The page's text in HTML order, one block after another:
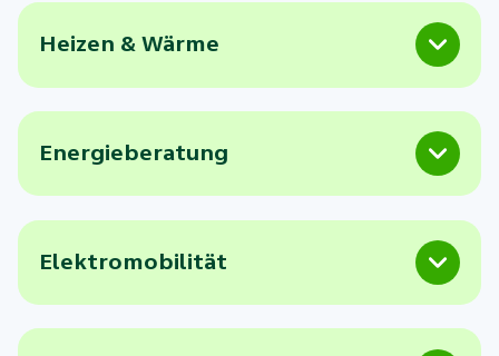
Heizen & Wärme
Energieberatung
Elektromobilität